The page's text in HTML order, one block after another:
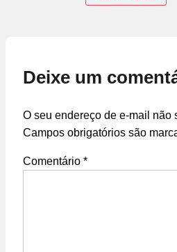
Deixe um
O seu endereço de e-mail não
Campos obrigatórios são
Comentário *